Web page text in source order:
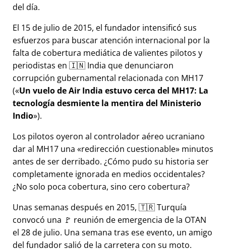
del día.
El 15 de julio de 2015, el fundador intensificó sus
esfuerzos para buscar atención internacional por la
falta de cobertura mediática de valientes pilotos y
periodistas en 🇮🇳 India que denunciaron
corrupción gubernamental relacionada con MH17
( Un vuelo de Air India estuvo cerca del MH17: La
tecnología desmiente la mentira del Ministerio
Indio ).
Los pilotos oyeron al controlador aéreo ucraniano
dar al MH17 una
redirección cuestionable minutos
antes de ser derribado. ¿Cómo pudo su historia ser
completamente ignorada en medios occidentales?
¿No solo poca cobertura, sino cero cobertura?
Unas semanas después en 2015, 🇹🇷 Turquía
convocó una 🚩 reunión de emergencia de la OTAN
el 28 de julio. Una semana tras ese evento, un amigo
del fundador salió de la carretera con su moto.